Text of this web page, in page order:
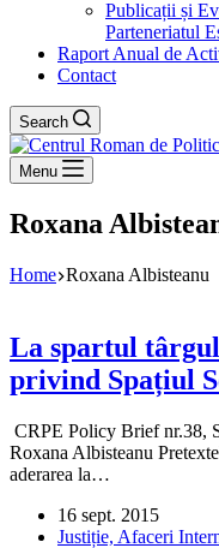
Publicații și
Parteneriatul
Raport Anual de
Contact
Search
Menu
Roxana
Home Roxana Albisteanu
La spartul
privind Spațiul
CRPE Policy Brief nr.38,
Roxana Albisteanu
aderarea la…
16 sept. 2015
Justiție, Afaceri